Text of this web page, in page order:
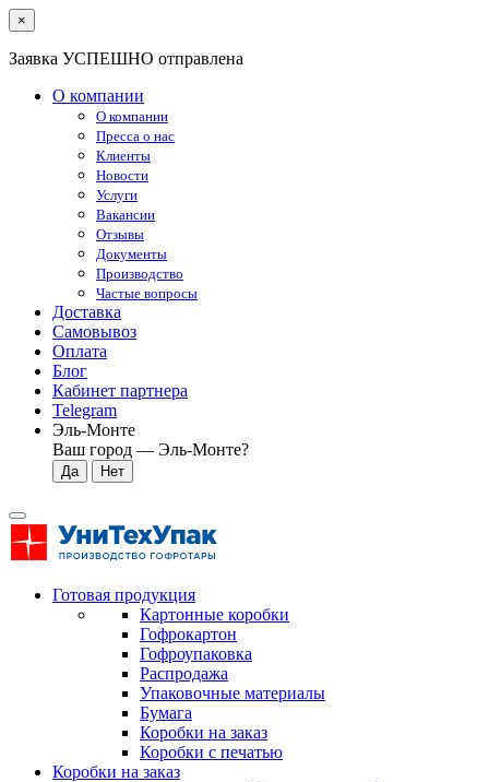
×
Заявка УСПЕШНО отправлена
О компании
О компании
Пресса о нас
Клиенты
Новости
Услуги
Вакансии
Отзывы
Документы
Производство
Частые вопросы
Доставка
Самовывоз
Оплата
Блог
Кабинет партнера
Telegram
Эль-Монте
Ваш город — Эль-Монте?
Готовая продукция
Картонные коробки
Гофрокартон
Гофроупаковка
Распродажа
Упаковочные материалы
Бумага
Коробки на заказ
Коробки с печатью
Коробки на заказ